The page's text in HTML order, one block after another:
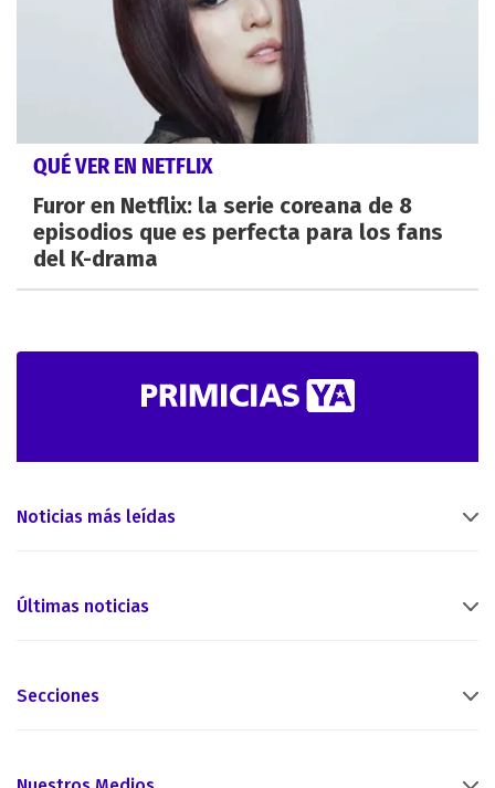
QUÉ VER EN NETFLIX
Furor en Netflix: la serie coreana de 8
episodios que es perfecta para los fans
del K-drama
Noticias más leídas
Últimas noticias
Secciones